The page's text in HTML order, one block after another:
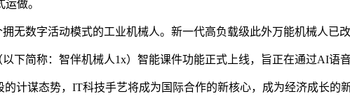
做。
数字活动模式的工业机械人。新一代高负载级此外万能机械人已改
简称：智伴机械人1x）智能课件功能正式上线，旨正在通过AI语
谋态势，IT科技手艺将成为国际合作的新核心，成为经济成长的